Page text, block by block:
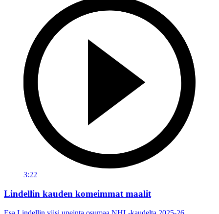
3:22
Lindellin kauden komeimmat maalit